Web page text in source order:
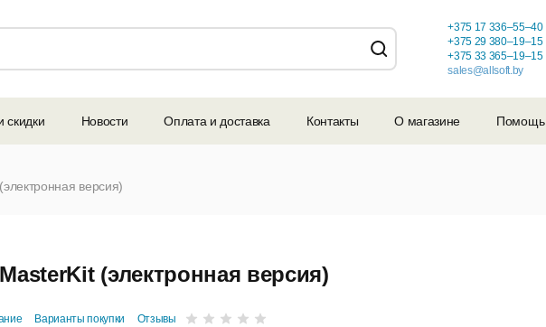
+375 17 336–55–40
+375 29 380–19–15
+375 33 365–19–15
sales@allsoft.by
скидки Новости Оплата и доставка Контакты О магазине Помощь
версия)
(электронная версия)
Варианты покупки Отзывы